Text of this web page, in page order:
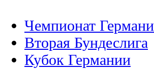
Чемпионат
Вторая Бундеслига
Кубок Германии